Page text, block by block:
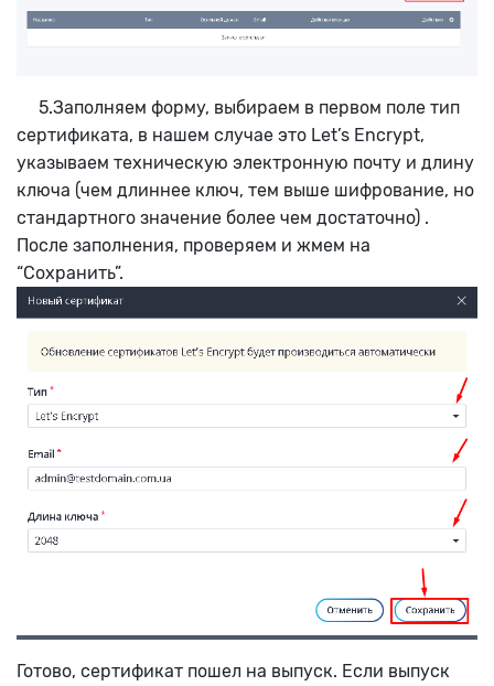
5.Заполняем форму, выбираем в первом поле тип
сертификата, в нашем случае это Let’s Encrypt,
указываем техническую электронную почту и длину
ключа (чем длиннее ключ, тем выше шифрование, но
стандартного значение более чем достаточно) .
После заполнения, проверяем и жмем на
“Сохранить”.
Готово, сертификат пошел на выпуск. Если выпуск